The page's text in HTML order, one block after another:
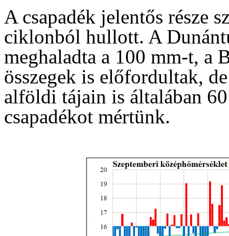
A csapadék jelentős része
ciklonból hullott. A
meghaladta a 100 mm-t, a
összegek is előfordultak,
alföldi tájain is általában
csapadékot mértünk.